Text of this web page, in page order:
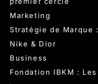
Marketing
Stratégie de Marque
Nike & Dior
Business
Fondation IBKM :